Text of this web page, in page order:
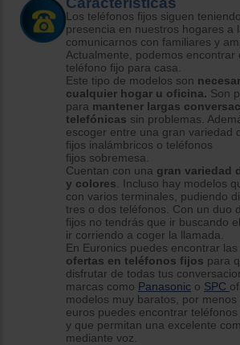
Los teléfonos fijos siguen
presencia en nuestros hogares a
comunicarnos con familiares y
Actualmente, podemos encontrar
teléfono fijo para casa.
Este tipo de modelos son
cualquier hogar u oficina. Son
para mantener largas
telefónicas sin problemas.
escoger entre una gran variedad
fijos inalámbricos o teléfonos
fijos sobremesa.
Cuentan con una gran variedad
y colores . Incluso hay modelos
con varios terminales, pudiendo
tres o dos teléfonos. Con un duo
fijos no tendrás que ir buscando
ir corriendo a coger la llamada.
En Euronics puedes encontrar las
ofertas en teléfonos fijos para
disfrutar de todas tus
marcas como Panasonic o SPC
modelos muy baratos, por menos
euros puedes encontrar
y que permitan una excelente
mediante voz.